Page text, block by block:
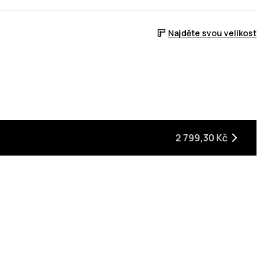
Najděte svou velikost
2 799,30 Kč